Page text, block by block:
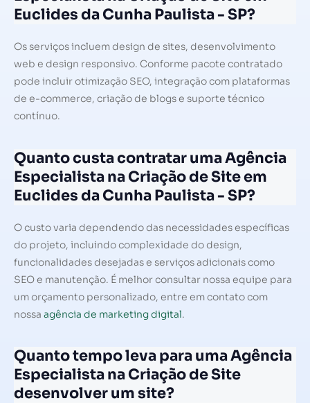
Euclides da Cunha Paulista - SP?
Os serviços incluem design de sites, desenvolvimento
web e design responsivo. Conforme pacote contratado
pode incluir otimização SEO, integração com plataformas
de e-commerce, criação de blogs e suporte técnico
contínuo.
Quanto custa contratar uma Agência
Especialista na Criação de Site em
Euclides da Cunha Paulista - SP?
O custo varia dependendo das necessidades específicas
do projeto, incluindo complexidade do design,
funcionalidades desejadas e serviços adicionais como
SEO e manutenção. É melhor consultar nossa equipe para
um orçamento personalizado, entre em contato com
nossa agência de marketing digital.
Quanto tempo leva para uma Agência
Especialista na Criação de Site
desenvolver um site?